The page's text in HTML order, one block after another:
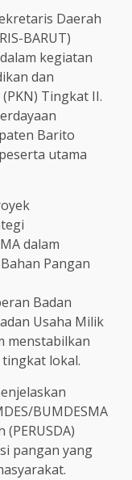
Daerah
BARUT)
kegiatan
dan
Tingkat II.
Barito
utama
dalam
Pangan
Badan
Usaha Milik
menstabilkan
lokal.
BUMDESMA
pangan yang